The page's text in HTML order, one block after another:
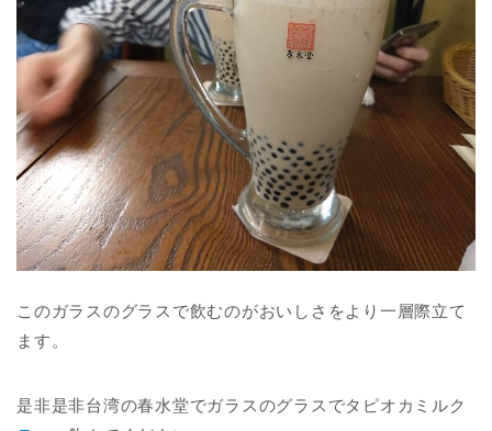
このガラスのグラスで飲むのがおいしさをより一層際立て
ます。
是非是非台湾の春水堂でガラスのグラスでタピオカミルク